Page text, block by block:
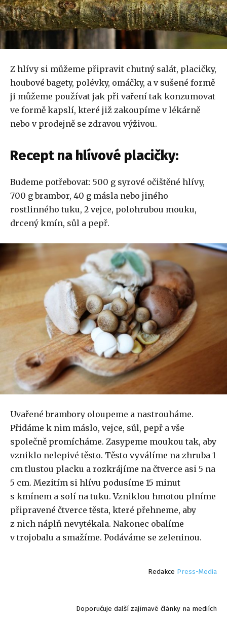
Z hlívy si můžeme připravit chutný salát, placičky,
houbové bagety, polévky, omáčky, a v sušené formě
ji můžeme používat jak při vaření tak konzumovat
ve formě kapslí, které již zakoupíme v lékárně
nebo v prodejně se zdravou výživou.
Recept na hlívové placičky:
Budeme potřebovat: 500 g syrové očištěné hlívy,
700 g brambor, 40 g másla nebo jiného
rostlinného tuku, 2 vejce, polohrubou mouku,
drcený kmín, sůl a pepř.
Uvařené brambory oloupeme a nastrouháme.
Přidáme k nim máslo, vejce, sůl, pepř a vše
společně promícháme. Zasypeme moukou tak, aby
vzniklo nelepivé těsto. Těsto vyválíme na zhruba 1
cm tlustou placku a rozkrájíme na čtverce asi 5 na
5 cm. Mezitím si hlívu podusíme 15 minut
s kmínem a solí na tuku. Vzniklou hmotou plníme
připravené čtverce těsta, které přehneme, aby
z nich náplň nevytékala. Nakonec obalíme
v trojobalu a smažíme. Podáváme se zeleninou.
Redakce Press-Media
Doporučuje další zajímavé články na mediích